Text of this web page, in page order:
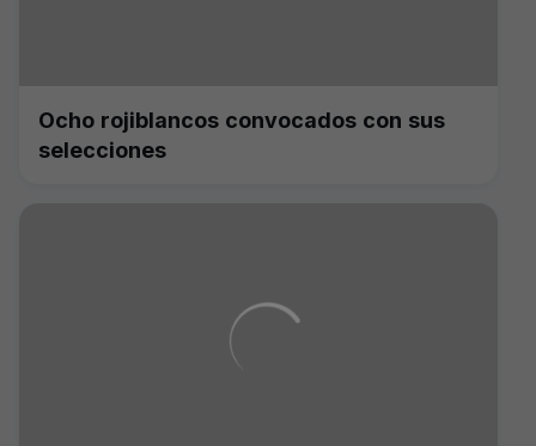
Ocho rojiblancos convocados con sus
selecciones